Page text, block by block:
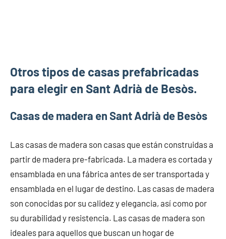
Otros tipos de casas prefabricadas
para elegir en Sant Adrià de Besòs.
Casas de madera en Sant Adrià de Besòs
Las casas de madera son casas que están construidas a
partir de madera pre-fabricada. La madera es cortada y
ensamblada en una fábrica antes de ser transportada y
ensamblada en el lugar de destino. Las casas de madera
son conocidas por su calidez y elegancia, así como por
su durabilidad y resistencia. Las casas de madera son
ideales para aquellos que buscan un hogar de